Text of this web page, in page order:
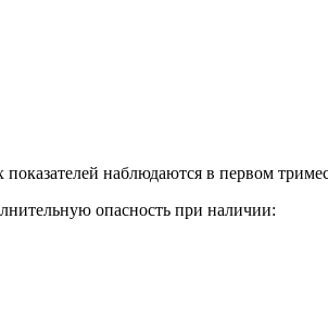
наблюдаются в первом
опасность при наличии: